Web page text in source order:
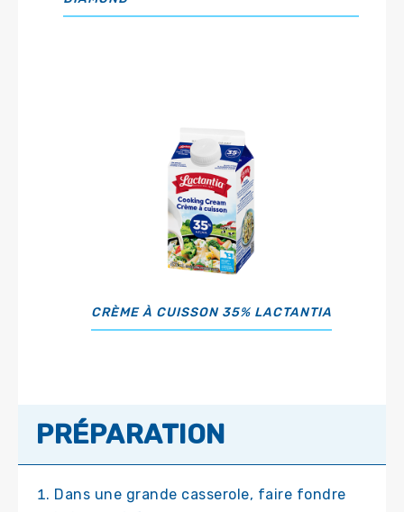
CRÈME À CUISSON 35% LACTANTIA
PRÉPARATION
Dans une grande casserole, faire fondre